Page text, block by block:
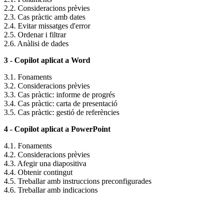
2.2. Consideracions prèvies
2.3. Cas pràctic amb dates
2.4. Evitar missatges d'error
2.5. Ordenar i filtrar
2.6. Anàlisi de dades
3 - Copilot aplicat a Word
3.1. Fonaments
3.2. Consideracions prèvies
3.3. Cas pràctic: informe de progrés
3.4. Cas pràctic: carta de presentació
3.5. Cas pràctic: gestió de referències
4 - Copilot aplicat a PowerPoint
4.1. Fonaments
4.2. Consideracions prèvies
4.3. Afegir una diapositiva
4.4. Obtenir contingut
4.5. Treballar amb instruccions preconfigurades
4.6. Treballar amb indicacions